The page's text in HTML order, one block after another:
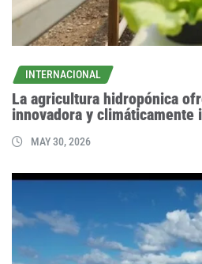
INTERNACIONAL
La agricultura hidropónica
innovadora y climáticamente
MAY 30, 2026